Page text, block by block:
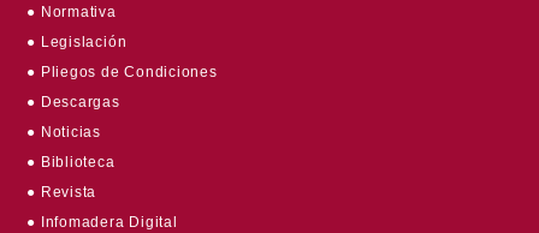
● Normativa
● Legislación
● Pliegos de Condiciones
● Descargas
● Noticias
● Biblioteca
● Revista
● Infomadera Digital